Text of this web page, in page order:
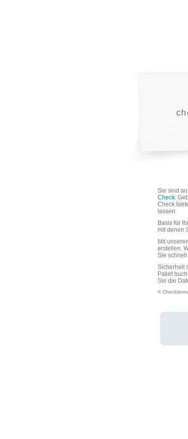
Sie sind
Check.
Check
lassen.
Basis für
mit denen
Mit
erstellen.
Sie
Sicherheit
Paket
Sie die
©